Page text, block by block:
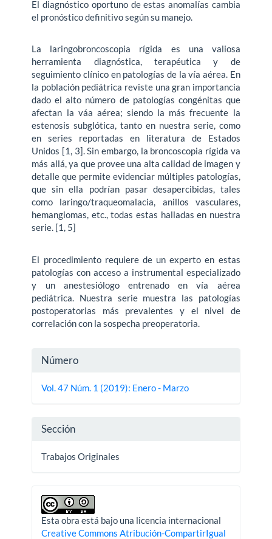
El diagnóstico oportuno de estas anomalías cambia
el pronóstico definitivo según su manejo.
La laringobroncoscopia rígida es una valiosa
herramienta diagnóstica, terapéutica y de
seguimiento clínico en patologías de la vía aérea. En
la población pediátrica reviste una gran importancia
dado el alto número de patologías congénitas que
afectan la váa aérea; siendo la más frecuente la
estenosis subglótica, tanto en nuestra serie, como
en series reportadas en literatura de Estados
Unidos [1, 3]. Sin embargo, la broncoscopia rígida va
más allá, ya que provee una alta calidad de imagen y
detalle que permite evidenciar múltiples patologías,
que sin ella podrían pasar desapercibidas, tales
como laringo/traqueomalacia, anillos vasculares,
hemangiomas, etc., todas estas halladas en nuestra
serie. [1, 5]
El procedimiento requiere de un experto en estas
patologías con acceso a instrumental especializado
y un anestesiólogo entrenado en vía aérea
pediátrica. Nuestra serie muestra las patologías
postoperatorias más prevalentes y el nivel de
correlación con la sospecha preoperatoria.
Detalles
del
Número
Vol. 47 Núm. 1 (2019): Enero - Marzo
Sección
Trabajos Originales
Esta obra está bajo una licencia internacional
Creative Commons Atribución-CompartirIgual